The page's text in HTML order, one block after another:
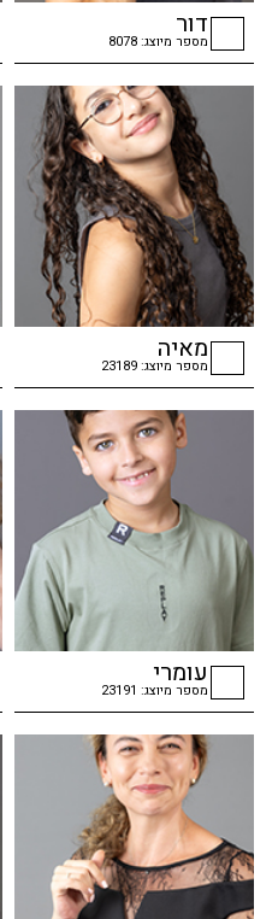
checkbox
דור
מספר מיוצג: 8078
checkbox
מאיה
מספר מיוצג: 23189
checkbox
עומרי
מספר מיוצג: 23191